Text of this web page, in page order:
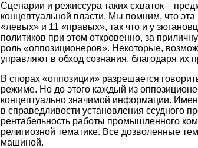
Сценарии и режиссура таких схваток –
концептуальной власти. Мы помним, что
«левых» и 11 «правых», так что и у
политиков при этом откровенно, за
роль «оппозиционеров». Некоторые,
управляют в обход сознания, благодаря их
В спорах «оппозиции» разрешается
режиме. Но до этого каждый из
концептуально значимой информации.
в справедливости установления ссудного
рентабельность работы промышленного
религиозной тематике. Все дозволенные
машиной.